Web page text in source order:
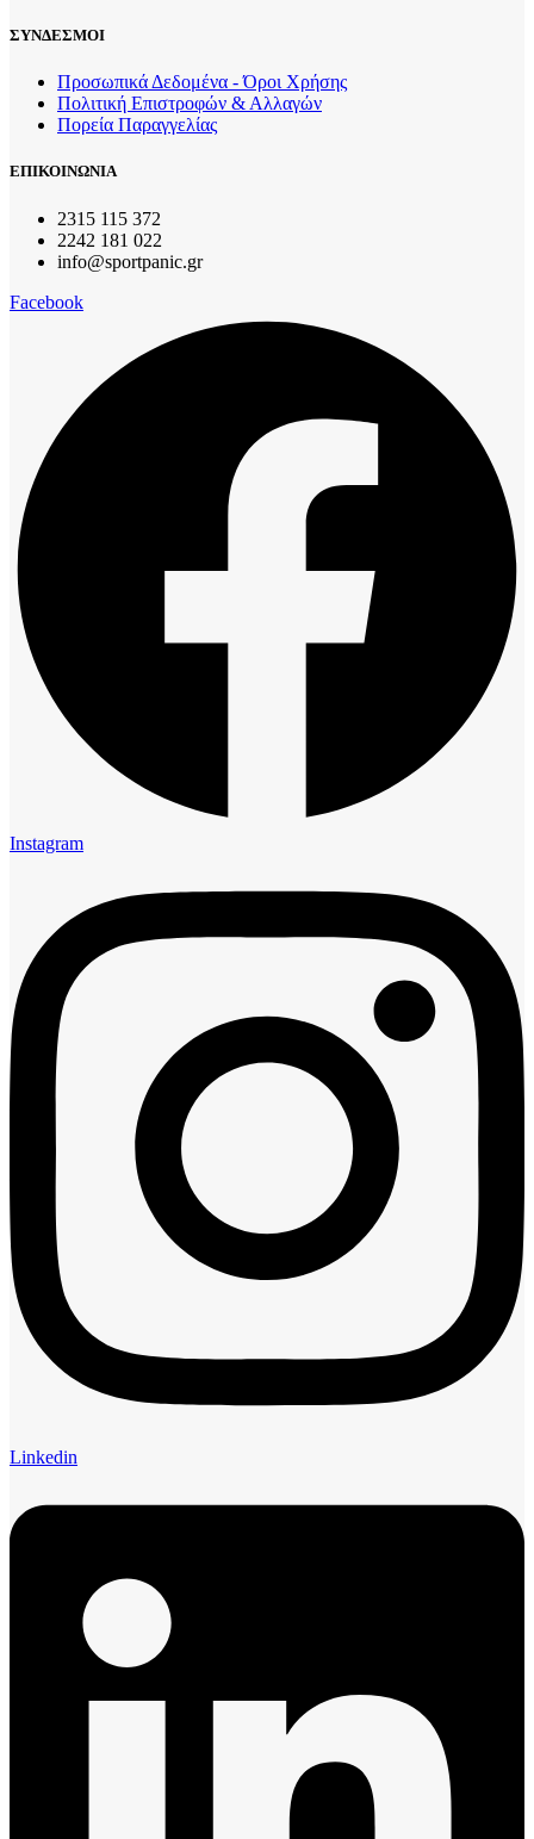
ΣΥΝΔΕΣΜΟΙ
Προσωπικά Δεδομένα - Όροι Χρήσης
Πολιτική Επιστροφών & Αλλαγών
Πορεία Παραγγελίας
ΕΠΙΚΟΙΝΩΝΙΑ
2315 115 372
2242 181 022
info@sportpanic.gr
Facebook
Instagram
Linkedin